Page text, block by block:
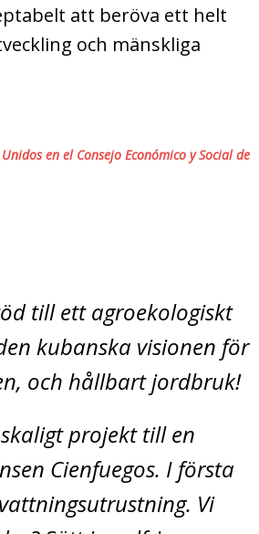
att beröva ett helt
och mänskliga
en el Consejo Económico y Social de
till ett agroekologiskt
kubanska visionen för
och hållbart jordbruk!
projekt till en
Cienfuegos. I första
Vi